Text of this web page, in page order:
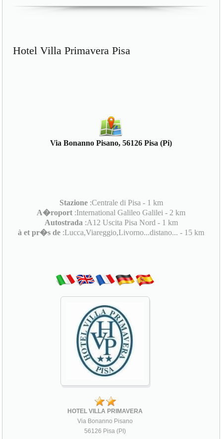
Hotel Villa Primavera Pisa
Via Bonanno Pisano, 56126 Pisa (Pi)
Stazione:Centrale di Pisa - 1 km
A�roport :International Galileo Galilei - 2 km
Autostrada :A12 Uscita Pisa Nord - 1 km
à et pr�s de :Lucca,Viareggio,Livorno...distano... - 15 km
HOTEL VILLA PRIMAVERA
Via Bonanno Pisano
56126 Pisa (PI)